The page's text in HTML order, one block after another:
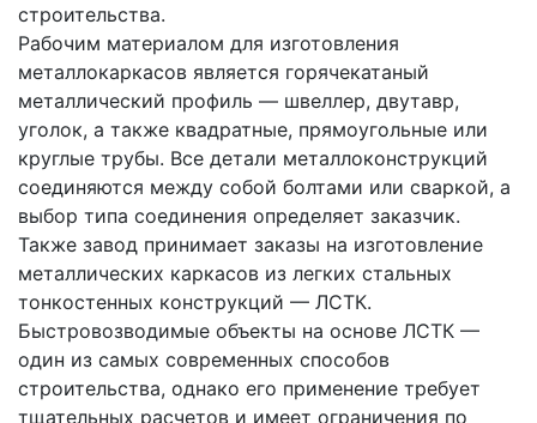
строительства.
Рабочим материалом для изготовления
металлокаркасов является горячекатаный
металлический профиль — швеллер, двутавр,
уголок, а также квадратные, прямоугольные или
круглые трубы. Все детали металлоконструкций
соединяются между собой болтами или сваркой, а
выбор типа соединения определяет заказчик.
Также завод принимает заказы на изготовление
металлических каркасов из легких стальных
тонкостенных конструкций — ЛСТК.
Быстровозводимые объекты на основе ЛСТК —
один из самых современных способов
строительства, однако его применение требует
тщательных расчетов и имеет ограничения по